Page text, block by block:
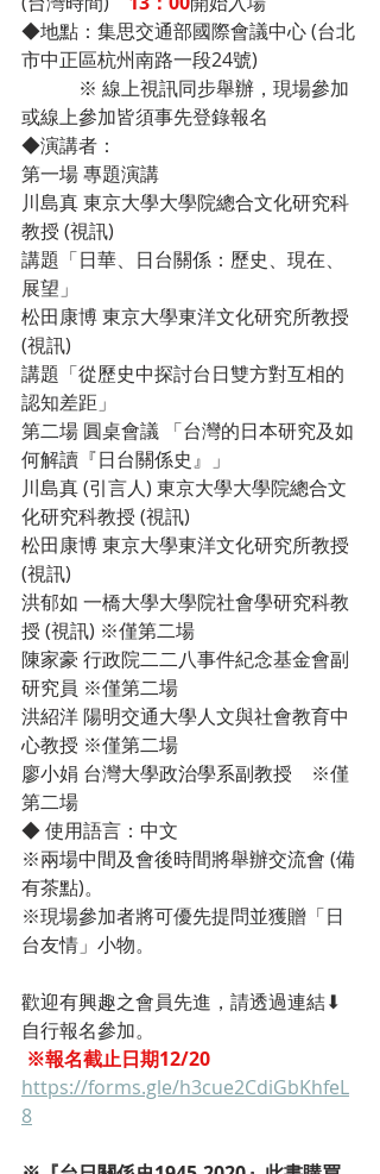
◆地點：集思交通部國際會議中心 (台北
市中正區杭州南路一段24號)
※ 線上視訊同步舉辦，現場參加
或線上參加皆須事先登錄報名
◆演講者：
第一場 專題演講
川島真 東京大學大學院總合文化研究科
教授 (視訊)
講題「日華、日台關係：歷史、現在、
展望」
松田康博 東京大學東洋文化研究所教授
(視訊)
講題「從歷史中探討台日雙方對互相的
認知差距」
第二場 圓桌會議 「台灣的日本研究及如
何解讀『日台關係史』」
川島真 (引言人) 東京大學大學院總合文
化研究科教授 (視訊)
松田康博 東京大學東洋文化研究所教授
(視訊)
洪郁如 一橋大學大學院社會學研究科教
授 (視訊) ※僅第二場
陳家豪 行政院二二八事件紀念基金會副
研究員 ※僅第二場
洪紹洋 陽明交通大學人文與社會教育中
心教授 ※僅第二場
廖小娟 台灣大學政治學系副教授　※僅
第二場
◆ 使用語言：中文
※兩場中間及會後時間將舉辦交流會 (備
有茶點)。
※現場參加者將可優先提問並獲贈「日
台友情」小物。
歡迎有興趣之會員先進，請透過連結⬇
自行報名參加。
※報名截止日期12/20
https://forms.gle/h3cue2CdiGbKhfeL
8